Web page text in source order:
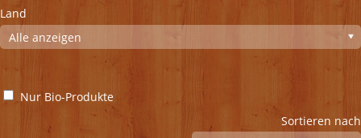
Land
Nur Bio-Produkte
Sortieren nach